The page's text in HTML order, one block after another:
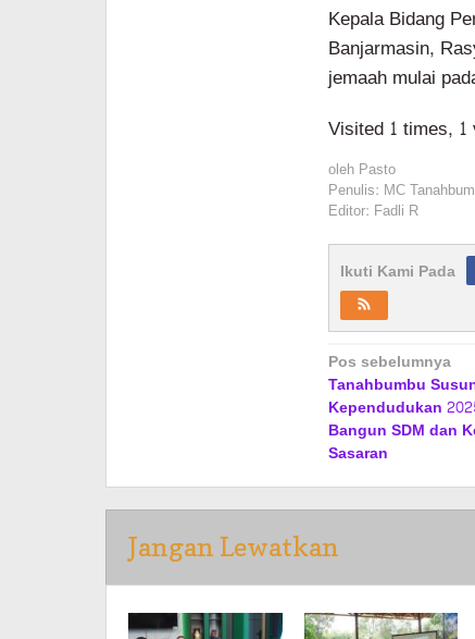
Kepala Bidang
Banjarmasin,
jemaah mulai
Visited 1 times,
oleh Pasto
Penulis: MC
Editor: Fadli R
Ikuti Kami Pada
Navigasi
pos
Pos sebelumnya
Tanahbumbu
Kependudukan
Bangun SDM dan
Sasaran
Jangan Lewatkan